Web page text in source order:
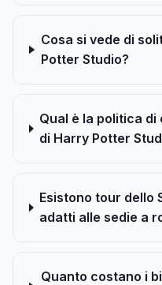
Cosa si vede di
Potter Studio?
Qual è la politica
di Harry Potter
Esistono tour dello
adatti alle sedie a
Quanto costano i